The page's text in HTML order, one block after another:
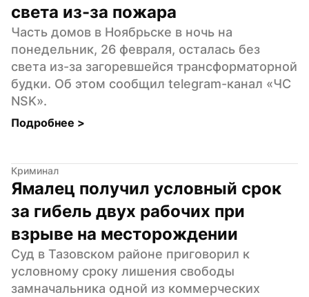
света из-за пожара
Часть домов в Ноябрьске в ночь на
понедельник, 26 февраля, осталась без
света из-за загоревшейся трансформаторной
будки. Об этом сообщил telegram-канал «ЧС
NSK».
Подробнее >
Криминал
Ямалец получил условный срок
за гибель двух рабочих при
взрыве на месторождении
Суд в Тазовском районе приговорил к
условному сроку лишения свободы
замначальника одной из коммерческих